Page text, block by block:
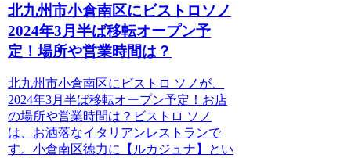
北九州市小倉南区にビストロソノ
2024年3月半ば移転オープン予
定！場所や営業時間は？
北九州市小倉南区にビストロ ソノが、
2024年3月半ば移転オープン予定！お店
の場所や営業時間は？ビストロ ソノ
は、お洒落なイタリアンレストランで
す。小倉南区徳力に【ルカジュナ】とい